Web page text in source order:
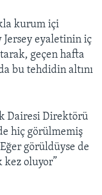
kurum içi
Jersey eyaletinin iç
geçen hafta
bu tehdidin altını
Dairesi Direktörü
hiç görülmemiş
görüldüyse de
kez oluyor”